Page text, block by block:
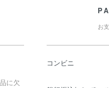
に欠
お
コンビニ